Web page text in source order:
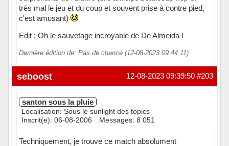
très mal le jeu et du coup et souvent prise à contre pied,
c'est amusant)
Edit : Oh le sauvetage incroyable de De Almeida !
Dernière édition de: Pas de chance (12-08-2023 09:44:11)
#203
12-08-2023 09:39:50
seboost
santon sous la pluie
Localisation: Sous le sunlight des topics
Inscrit(e): 06-08-2006
Messages: 8 051
Techniquement, je trouve ce match absolument